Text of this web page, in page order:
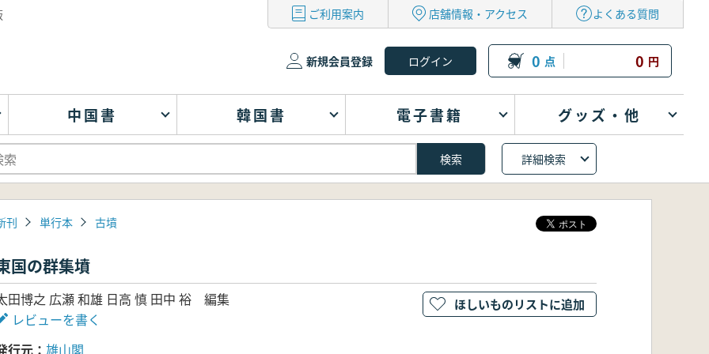
ご利用案内 店舗情報・アクセス よくある質問
新規会員登録 0 点 0 円
中国書 韓国書 電子書籍 グッズ・他
詳細検索
刊 単行本 古墳
国の群集墳
田博之 広瀬 和雄 日高 慎 田中 裕 編集
レビューを書く
行元
雄山閣
ほしいものリストに追加